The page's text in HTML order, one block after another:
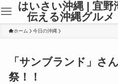
はいさい沖縄 | 宜野
伝える沖縄グルメ
ホーム 今日の沖縄
「サンブランド」さ
祭！！